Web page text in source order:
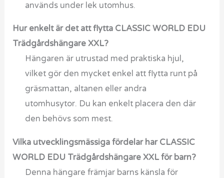
används under lek utomhus.
Hur enkelt är det att flytta CLASSIC WORLD EDU
Trädgårdshängare XXL?
Hängaren är utrustad med praktiska hjul,
vilket gör den mycket enkel att flytta runt på
gräsmattan, altanen eller andra
utomhusytor. Du kan enkelt placera den där
den behövs som mest.
Vilka utvecklingsmässiga fördelar har CLASSIC
WORLD EDU Trädgårdshängare XXL för barn?
Denna hängare främjar barns känsla för